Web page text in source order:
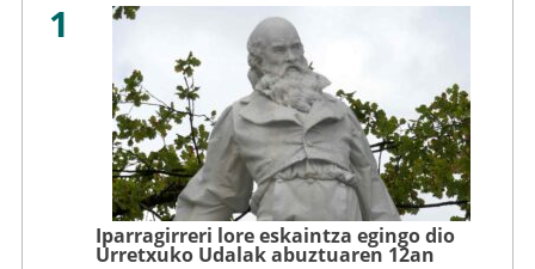
1
Iparragirreri lore eskaintza egingo dio
Urretxuko Udalak abuztuaren 12an